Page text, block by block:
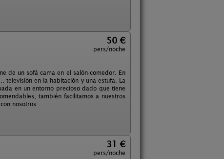
50 €
pers/noche
de un sofá cama en el salón-comedor. En
televisión en la habitación y una estufa. La
en un entorno precioso dado que tiene
también facilitamos a nuestros
nosotros
31 €
pers/noche